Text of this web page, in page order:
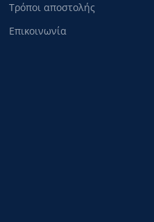
Τρόποι αποστολής
Επικοινωνία